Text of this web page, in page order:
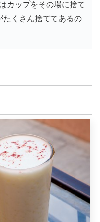
カップをその場に捨て
たくさん捨ててあるの